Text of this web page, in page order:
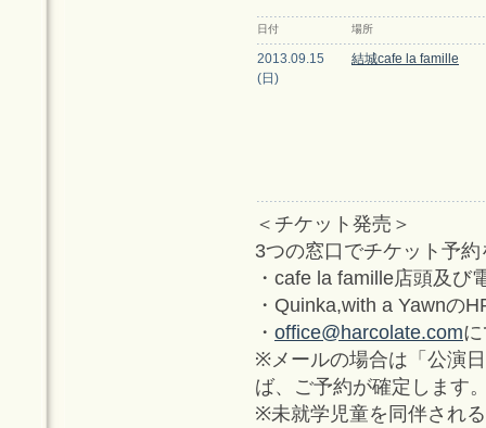
日付 場所
2013.09.15
(日)
結城cafe la famille
＜チケット発売＞
3つの窓口でチケット予
・cafe la famille店頭及び
・Quinka,with a Yawnの
・ office@harcolate.com
※メールの場合は「公演
ば、ご予約が確定します
※未就学児童を同伴され